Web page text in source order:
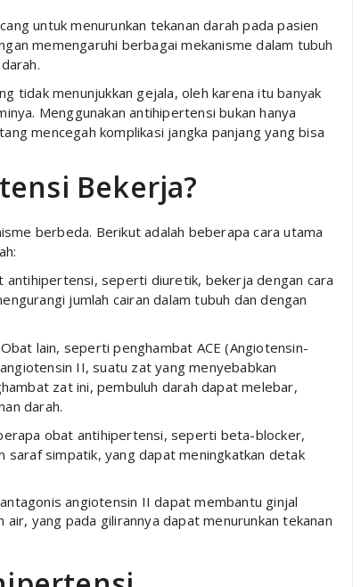
untuk menurunkan tekanan darah pada pasien
memengaruhi berbagai mekanisme dalam tubuh
tidak menunjukkan gejala, oleh karena itu banyak
Menggunakan antihipertensi bukan hanya
mencegah komplikasi jangka panjang yang bisa
Bekerja?
berbeda. Berikut adalah beberapa cara utama
antihipertensi, seperti diuretik, bekerja dengan cara
jumlah cairan dalam tubuh dan dengan
lain, seperti penghambat ACE (Angiotensin-
II, suatu zat yang menyebabkan
zat ini, pembuluh darah dapat melebar,
darah.
obat antihipertensi, seperti beta-blocker,
simpatik, yang dapat meningkatkan detak
angiotensin II dapat membantu ginjal
yang pada gilirannya dapat menurunkan tekanan